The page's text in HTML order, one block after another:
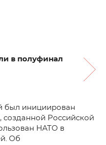
в полуфинал
был инициирован
созданной Российской
НАТО в
Об